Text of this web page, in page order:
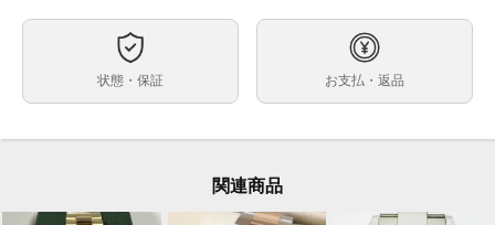
43ｍｍ
約18.0cm ※1コマ外れた状態での計測です。
ケース素材 コンビネーション
ンクロノメータータグ・コマｘ1
状態・保証 お支払・返品
関連商品